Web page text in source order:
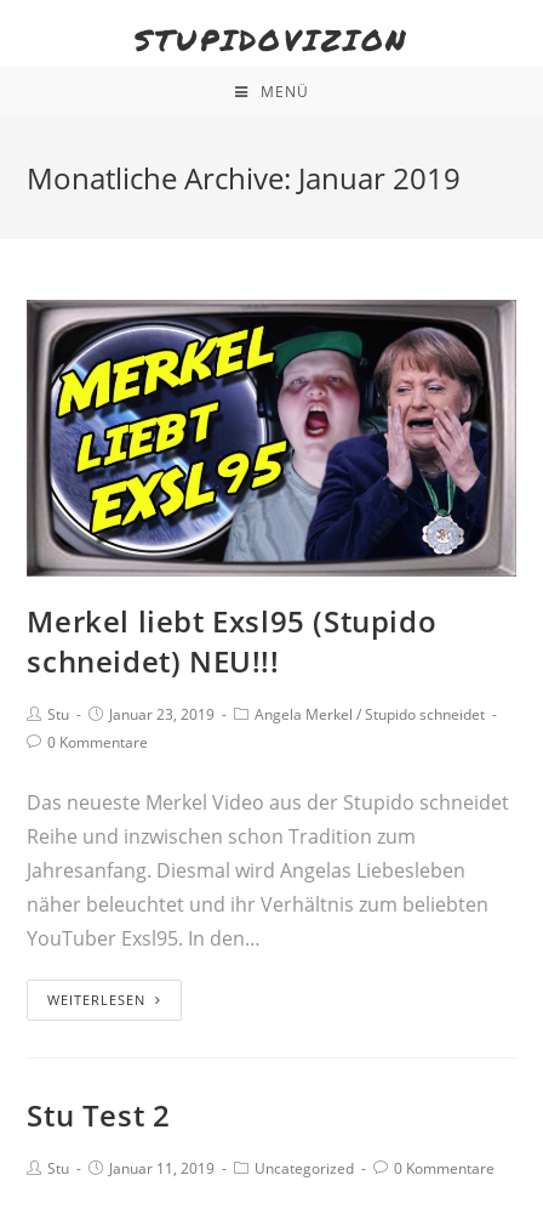
STUPIDOVIZION
MENÜ
Monatliche Archive: Januar 2019
Merkel liebt Exsl95 (Stupido
schneidet) NEU!!!
Stu Januar 23, 2019 Angela Merkel /Stupido schneidet
0 Kommentare
Das neueste Merkel Video aus der Stupido schneidet
Reihe und inzwischen schon Tradition zum
Jahresanfang. Diesmal wird Angelas Liebesleben
näher beleuchtet und ihr Verhältnis zum beliebten
YouTuber Exsl95. In den…
WEITERLESEN
Stu Test 2
Stu Januar 11, 2019 Uncategorized 0 Kommentare